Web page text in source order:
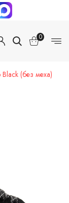
0
(без меха)